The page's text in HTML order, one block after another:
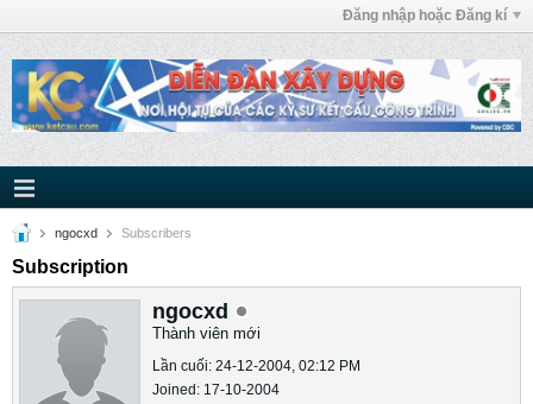
Đăng nhập hoặc Đăng kí
ngocxd Subscribers
Subscription
ngocxd
Thành viên mới
Lần cuối: 24-12-2004, 02:12 PM
Joined: 17-10-2004